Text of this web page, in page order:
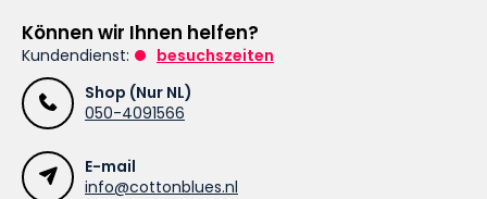
Können wir Ihnen helfen?
Kundendienst:
besuchszeiten
Shop (Nur NL)
050-4091566
E-mail
info@cottonblues.nl